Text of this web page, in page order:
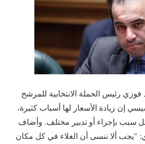
رئيس الحملة الانتخابية للمرشح
إن زيادة الأسعار لها أسباب كثيرة،
سبب بإجراء أو تدبير مختلف. وأضاف
"يجب ألا ننسى أن الغلاء في كل مكان